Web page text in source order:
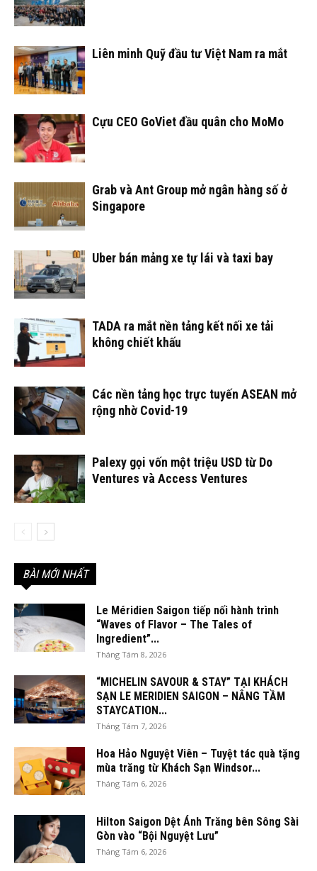
Liên minh Quỹ đầu tư Việt Nam ra mắt
Cựu CEO GoViet đầu quân cho MoMo
Grab và Ant Group mở ngân hàng số ở
Singapore
Uber bán mảng xe tự lái và taxi bay
TADA ra mắt nền tảng kết nối xe tải
không chiết khấu
Các nền tảng học trực tuyến ASEAN mở
rộng nhờ Covid-19
Palexy gọi vốn một triệu USD từ Do
Ventures và Access Ventures
BÀI MỚI NHẤT
Le Méridien Saigon tiếp nối hành trình
“Waves of Flavor – The Tales of
Ingredient”...
Tháng Tám 8, 2026
“MICHELIN SAVOUR & STAY” TẠI KHÁCH
SẠN LE MERIDIEN SAIGON – NÂNG TẦM
STAYCATION...
Tháng Tám 7, 2026
Hoa Hảo Nguyệt Viên – Tuyệt tác quà tặng
mùa trăng từ Khách Sạn Windsor...
Tháng Tám 6, 2026
Hilton Saigon Dệt Ánh Trăng bên Sông Sài
Gòn vào “Bội Nguyệt Lưu”
Tháng Tám 6, 2026